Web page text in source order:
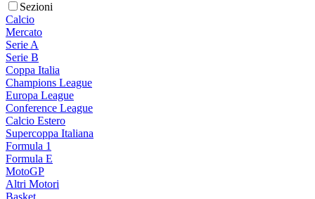
Sezioni
Calcio
Mercato
Serie A
Serie B
Coppa Italia
Champions League
Europa League
Conference League
Calcio Estero
Supercoppa Italiana
Formula 1
Formula E
MotoGP
Altri Motori